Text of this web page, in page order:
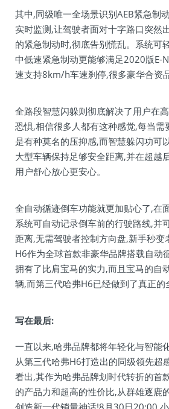
其中,同级唯一全场景识别AEB紧急制
实时监测,让驾驶者面对十字路口突然
的紧急制动时,彻底告别慌乱。系统可
中低速紧急制动更能够满足2020版E-
速支持8km/h车速刹停,很多豪华合资
全路段智慧闪躲则彻底解决了用户在
恐惧,相信很多人都有这种感觉,每当需
是有种莫名的压抑感,而智慧躲闪功可
大型车辆保持足够安全距离,并在超越
用户舒心放心更安心。
全自动循迹倒车功能就更加贴心了,在
系统可自动记录倒车前的行驶路线,并
距离,无需驾驶者控制方向盘,新手秒变
H6作为全球首款非豪华品牌搭载自动
拥有了比肩宝马的实力,而且宝马的自
辆,而第三代哈弗H6已经做到了真正的
写在最后:
一直以来,哈弗品牌都将年轻化与智能
从第三代哈弗H6打造出的同级领先超
看出,其作为哈弗品牌划时代转折的首
的产品力和超高的性价比,从群雄逐鹿
创造新一代销量神话!8月30日20:00,